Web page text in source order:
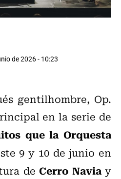
de 2026 - 10:23
gentilhombre, Op.
en la serie de
que la Orquesta
9 y 10 de junio en
de Cerro Naviay